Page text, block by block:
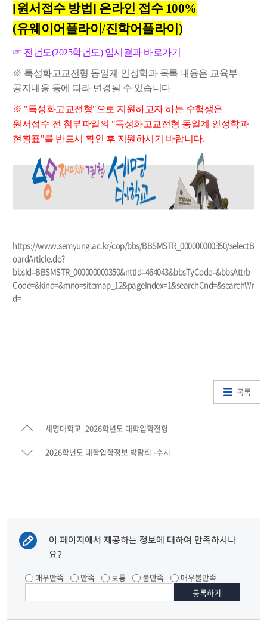
[원서접수 방법] 온라인 접수 100%
(유웨이어플라이/진학어플라이)
☞ 전년도(2025학년도) 입시결과 바로가기
※ 특성화고교전형 동일계 인정학과 목록 내용은 교육부
공지내용 등에 따라 변경될 수 있습니다
※ "특성화고교전형"으로 지원하고자 하는 수험생은
원서접수 전 첨부파일의 "특성화고교전형 동일계 인정학과
현황표"를 반드시 확인 후 지원하시기 바랍니다.
https://www.semyung.ac.kr/cop/bbs/BBSMSTR_000000000350/selectB
oardArticle.do?
bbsId=BBSMSTR_000000000350&nttId=464043&bbsTyCode=&bbsAttrb
Code=&kind=&mno=sitemap_12&pageIndex=1&searchCnd=&searchWr
d=
목록
세명대학교_2026학년도 대학입학전형
2026학년도 대학입학정보 박람회 -수시
이 페이지에서 제공하는 정보에 대하여 만족하시나
요?
매우만족 만족 보통 불만족 매우불만족